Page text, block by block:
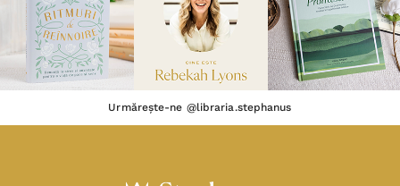
Urmărește-ne @libraria.stephanus